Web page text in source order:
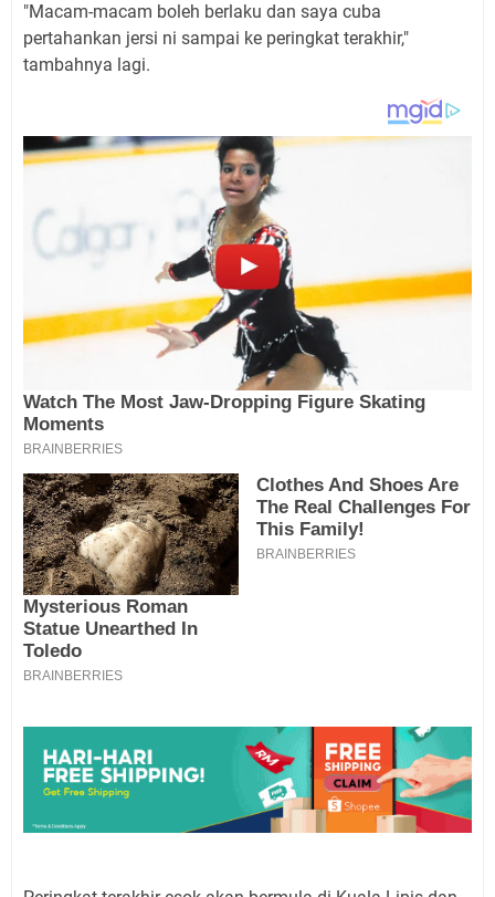
"Macam-macam boleh berlaku dan saya cuba
pertahankan jersi ni sampai ke peringkat terakhir,"
tambahnya lagi.